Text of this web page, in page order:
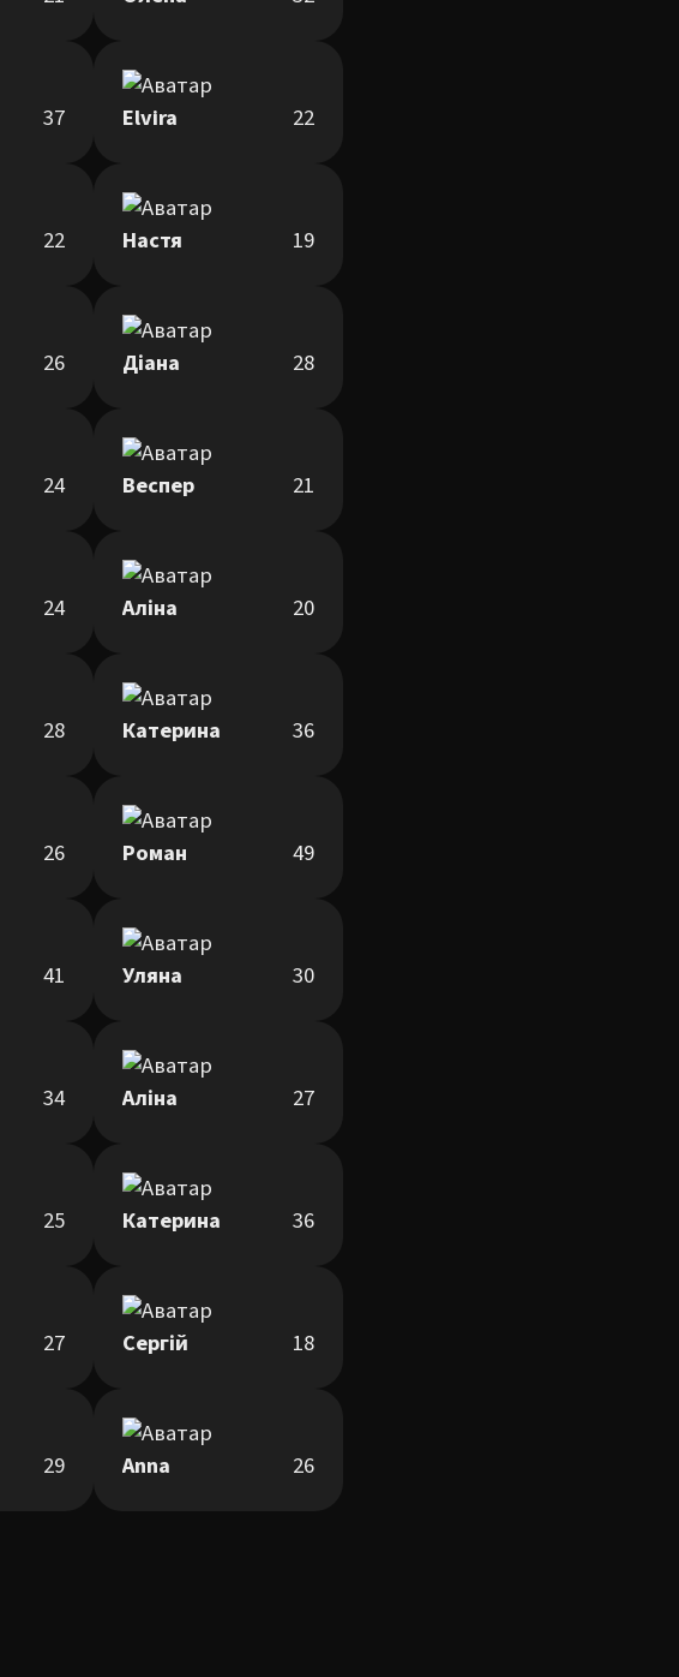
37 Elvira 22
22 Настя 19
26 Діана 28
24 Веспер 21
24 Аліна 20
28 Катерина 36
26 Роман 49
41 Уляна 30
34 Аліна 27
25 Катерина 36
27 Сергій 18
29 Anna 26